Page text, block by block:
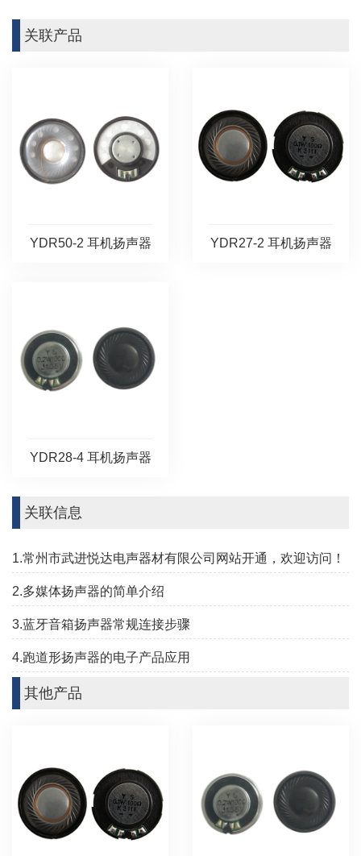
关联产品
YDR50-2 耳机扬声器 YDR27-2 耳机扬声器
YDR28-4 耳机扬声器
关联信息
1.常州市武进悦达电声器材有限公司网站开通，欢迎访问！
2.多媒体扬声器的简单介绍
3.蓝牙音箱扬声器常规连接步骤
4.跑道形扬声器的电子产品应用
其他产品